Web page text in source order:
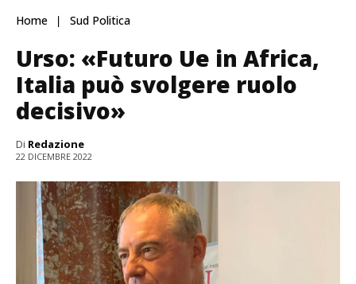
Home Sud Politica
Urso: «Futuro Ue in Africa,
Italia può svolgere ruolo
decisivo»
Di Redazione
22 DICEMBRE 2022